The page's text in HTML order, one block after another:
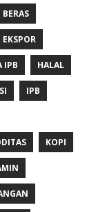
BERAS
EKSPOR
IPB HALAL
IPB
KOPI